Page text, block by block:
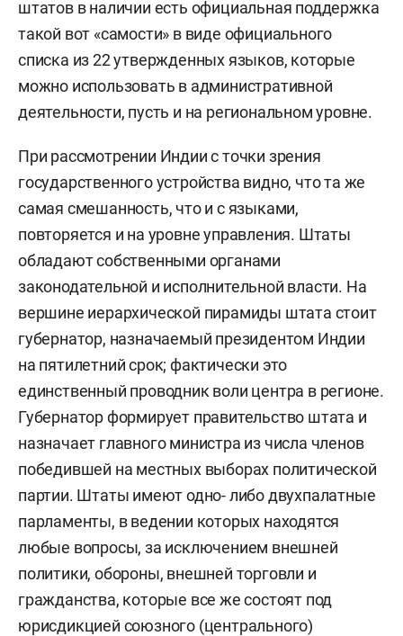
штатов в наличии есть официальная поддержка
такой вот «самости» в виде официального
списка из 22 утвержденных языков, которые
можно использовать в административной
деятельности, пусть и на региональном уровне.
При рассмотрении Индии с точки зрения
государственного устройства видно, что та же
самая смешанность, что и с языками,
повторяется и на уровне управления. Штаты
обладают собственными органами
законодательной и исполнительной власти. На
вершине иерархической пирамиды штата стоит
губернатор, назначаемый президентом Индии
на пятилетний срок; фактически это
единственный проводник воли центра в регионе.
Губернатор формирует правительство штата и
назначает главного министра из числа членов
победившей на местных выборах политической
партии. Штаты имеют одно- либо двухпалатные
парламенты, в ведении которых находятся
любые вопросы, за исключением внешней
политики, обороны, внешней торговли и
гражданства, которые все же состоят под
юрисдикцией союзного (центрального)